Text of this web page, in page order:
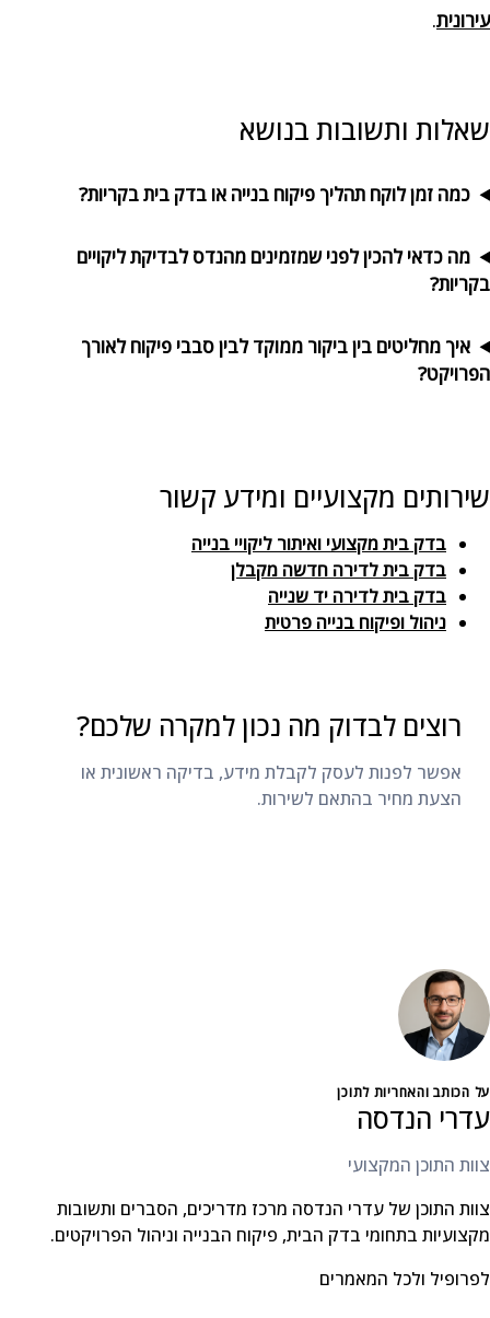
עירונית.
שאלות ותשובות בנושא
כמה זמן לוקח תהליך פיקוח בנייה או בדק בית בקריות?
מה כדאי להכין לפני שמזמינים מהנדס לבדיקת ליקויים
בקריות?
איך מחליטים בין ביקור ממוקד לבין סבבי פיקוח לאורך
הפרויקט?
שירותים מקצועיים ומידע קשור
בדק בית מקצועי ואיתור ליקויי בנייה
בדק בית לדירה חדשה מקבלן
בדק בית לדירה יד שנייה
ניהול ופיקוח בנייה פרטית
רוצים לבדוק מה נכון למקרה שלכם?
אפשר לפנות לעסק לקבלת מידע, בדיקה ראשונית או
הצעת מחיר בהתאם לשירות.
על הכותב והאחריות לתוכן
עדרי הנדסה
צוות התוכן המקצועי
צוות התוכן של עדרי הנדסה מרכז מדריכים, הסברים ותשובות
מקצועיות בתחומי בדק הבית, פיקוח הבנייה וניהול הפרויקטים.
לפרופיל ולכל המאמרים